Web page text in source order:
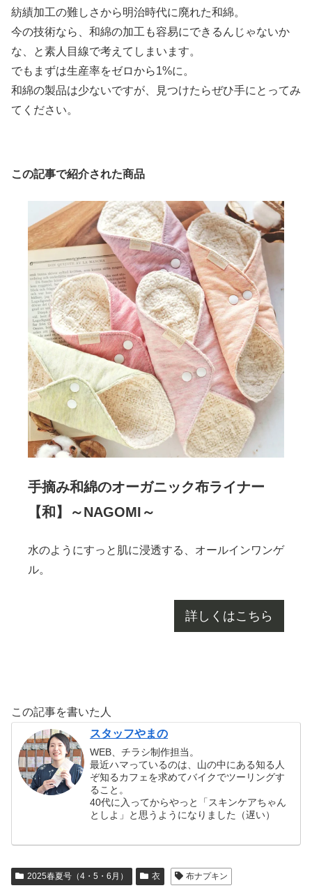
紡績加工の難しさから明治時代に廃れた和綿。
今の技術なら、和綿の加工も容易にできるんじゃないか
な、と素人目線で考えてしまいます。
でもまずは生産率をゼロから1%に。
和綿の製品は少ないですが、見つけたらぜひ手にとってみ
てください。
この記事で紹介された商品
手摘み和綿のオーガニック布ライナー
【和】～NAGOMI～
水のようにすっと肌に浸透する、オールインワンゲ
ル。
詳しくはこちら
この記事を書いた人
スタッフやまの
WEB、チラシ制作担当。
最近ハマっているのは、山の中にある知る人
ぞ知るカフェを求めてバイクでツーリングす
ること。
40代に入ってからやっと「スキンケアちゃん
としよ」と思うようになりました（遅い）
2025春夏号（4・5・6月） 衣 布ナプキン